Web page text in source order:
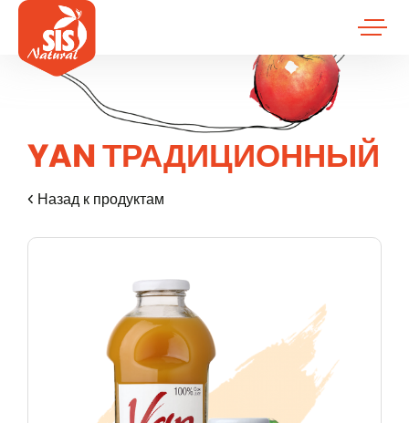
YAN ТРАДИЦИОННЫЙ
Назад к продуктам